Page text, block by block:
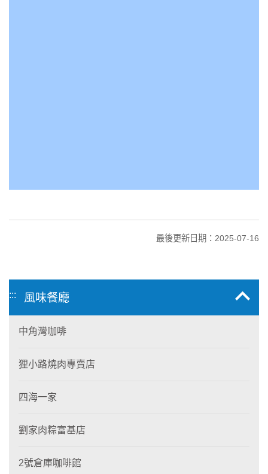
最後更新日期：2025-07-16
::: 風味餐廳
中角灣咖啡
狸小路燒肉專賣店
四海一家
劉家肉粽富基店
2號倉庫咖啡館